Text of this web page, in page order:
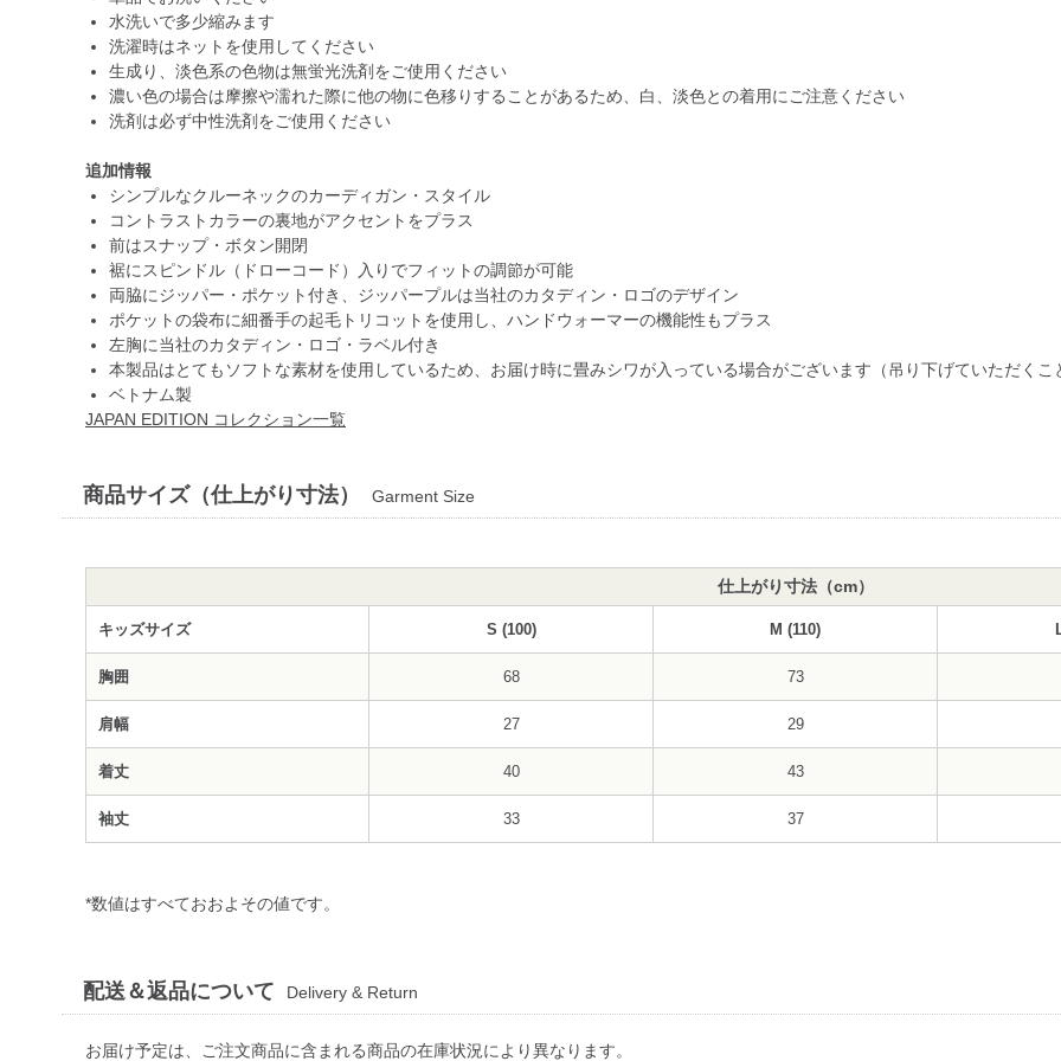
水洗いで多少縮みます
洗濯時はネットを使用してください
生成り、淡色系の色物は無蛍光洗剤をご使用ください
濃い色の場合は摩擦や濡れた際に他の物に色移りすることがあるため、白、淡色との着用にご注意ください
洗剤は必ず中性洗剤をご使用ください
追加情報
シンプルなクルーネックのカーディガン・スタイル
コントラストカラーの裏地がアクセントをプラス
前はスナップ・ボタン開閉
裾にスピンドル（ドローコード）入りでフィットの調節が可能
両脇にジッパー・ポケット付き、ジッパープルは当社のカタディン・ロゴのデザイン
ポケットの袋布に細番手の起毛トリコットを使用し、ハンドウォーマーの機能性もプラス
左胸に当社のカタディン・ロゴ・ラベル付き
本製品はとてもソフトな素材を使用しているため、お届け時に畳みシワが入っている場合がございます（吊り下げていただくこ
ベトナム製
JAPAN EDITION コレクション一覧
商品サイズ（仕上がり寸法） Garment Size
仕上がり寸法（cm）
キッズサイズ S (100) M (110)
胸囲 68 73
肩幅 27 29
着丈 40 43
袖丈 33 37
*数値はすべておおよその値です。
配送＆返品について Delivery & Return
お届け予定は、ご注文商品に含まれる商品の在庫状況により異なります。